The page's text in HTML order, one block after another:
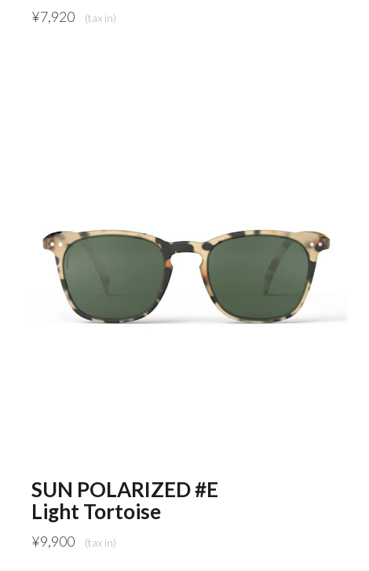
¥7,920
SUN POLARIZED #E
Light Tortoise
¥9,900